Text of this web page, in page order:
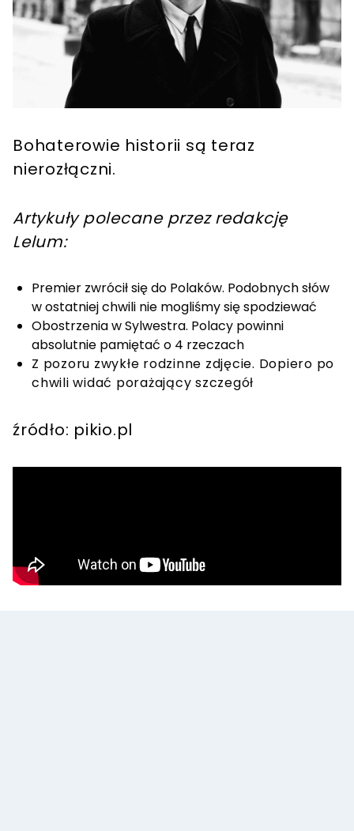
Bohaterowie historii są teraz
nierozłączni.
Artykuły polecane przez redakcję
Lelum:
Premier zwrócił się do Polaków. Podobnych słów
w ostatniej chwili nie mogliśmy się spodziewać
Obostrzenia w Sylwestra. Polacy powinni
absolutnie pamiętać o 4 rzeczach
Z pozoru zwykłe rodzinne zdjęcie. Dopiero po
chwili widać porażający szczegół
źródło: pikio.pl